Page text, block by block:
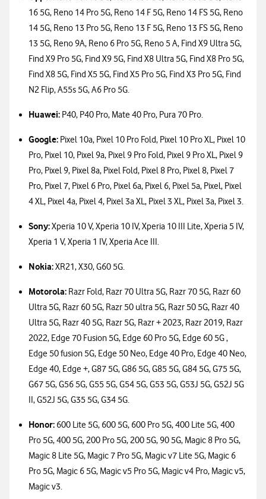
16 5G, Reno 14 Pro 5G, Reno 14 F 5G, Reno 14 FS 5G, Reno
14 5G, Reno 13 Pro 5G, Reno 13 F 5G, Reno 13 FS 5G, Reno
13 5G, Reno 9A, Reno 6 Pro 5G, Reno 5 A, Find X9 Ultra 5G,
Find X9 Pro 5G, Find X9 5G, Find X8 Ultra 5G, Find X8 Pro 5G,
Find X8 5G, Find X5 5G, Find X5 Pro 5G, Find X3 Pro 5G, Find
N2 Flip, A55s 5G, A6 Pro 5G.
Huawei: P40, P40 Pro, Mate 40 Pro, Pura 70 Pro.
Google: Pixel 10a, Pixel 10 Pro Fold, Pixel 10 Pro XL, Pixel 10
Pro, Pixel 10, Pixel 9a, Pixel 9 Pro Fold, Pixel 9 Pro XL, Pixel 9
Pro, Pixel 9, Pixel 8a, Pixel Fold, Pixel 8 Pro, Pixel 8, Pixel 7
Pro, Pixel 7, Pixel 6 Pro, Pixel 6a, Pixel 6, Pixel 5a, Pixel, Pixel
4 XL, Pixel 4a, Pixel 4, Pixel 3a XL, Pixel 3 XL, Pixel 3a, Pixel 3.
Sony:Xperia 10 V, Xperia 10 IV, Xperia 10 III Lite, Xperia 5 IV,
Xperia 1 V, Xperia 1 IV, Xperia Ace III.
Nokia:XR21, X30, G60 5G.
Motorola: Razr Fold, Razr 70 Ultra 5G, Razr 70 5G, Razr 60
Ultra 5G, Razr 60 5G, Razr 50 ultra 5G, Razr 50 5G, Razr 40
Ultra 5G, Razr 40 5G, Razr 5G, Razr + 2023, Razr 2019, Razr
2022, Edge 70 Fusion 5G, Edge 60 Pro 5G, Edge 60 5G ,
Edge 50 fusion 5G, Edge 50 Neo, Edge 40 Pro, Edge 40 Neo,
Edge 40, Edge +, G87 5G, G86 5G, G85 5G, G84 5G, G75 5G,
G67 5G, G56 5G, G55 5G, G54 5G, G53 5G, G53J 5G, G52J 5G
II, G52J 5G, G35 5G, G34 5G.
Honor: 600 Lite 5G, 600 5G, 600 Pro 5G, 400 Lite 5G, 400
Pro 5G, 400 5G, 200 Pro 5G, 200 5G, 90 5G, Magic 8 Pro 5G,
Magic 8 Lite 5G, Magic 7 Pro 5G, Magic v7 Lite 5G, Magic 6
Pro 5G, Magic 6 5G, Magic v5 Pro 5G, Magic v4 Pro, Magic v5,
Magic v3.